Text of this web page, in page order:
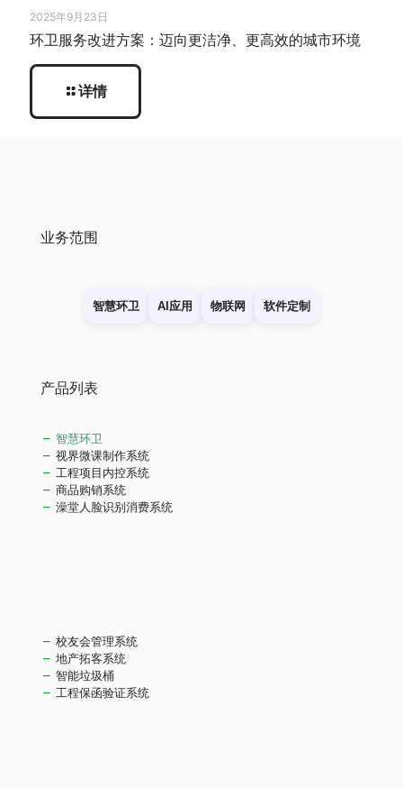
2025年9月23日
环卫服务改进方案：迈向更洁净、更高效的城市环境
详情
业务范围
智慧环卫 AI应用 物联网 软件定制
产品列表
智慧环卫
视界微课制作系统
工程项目内控系统
商品购销系统
澡堂人脸识别消费系统
校友会管理系统
地产拓客系统
智能垃圾桶
工程保函验证系统